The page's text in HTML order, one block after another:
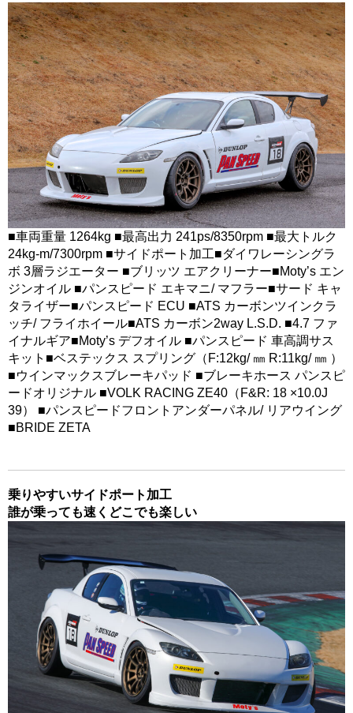
■車両重量 1264kg ■最高出力 241ps/8350rpm ■最大トルク
24kg-m/7300rpm ■サイドポート加工■ダイワレーシングラ
ボ 3層ラジエーター ■ブリッツ エアクリーナー■Moty’s エン
ジンオイル ■パンスピード エキマニ/ マフラー■サード キャ
タライザー■パンスピード ECU ■ATS カーボンツインクラ
ッチ/ フライホイール■ATS カーボン2way L.S.D. ■4.7 ファ
イナルギア■Moty’s デフオイル ■パンスピード 車高調サス
キット■ベステックス スプリング（F:12kg/ ㎜ R:11kg/ ㎜ ）
■ウインマックスブレーキパッド ■ブレーキホース パンスピ
ードオリジナル ■VOLK RACING ZE40（F&R: 18 ×10.0J
39） ■パンスピードフロントアンダーパネル/ リアウイング
■BRIDE ZETA
乗りやすいサイドポート加工
誰が乗っても速くどこでも楽しい